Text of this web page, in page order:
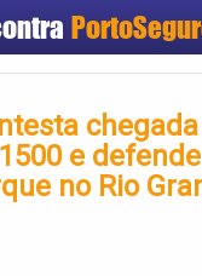
Cadastrar
Criar conta
e defende
no Rio